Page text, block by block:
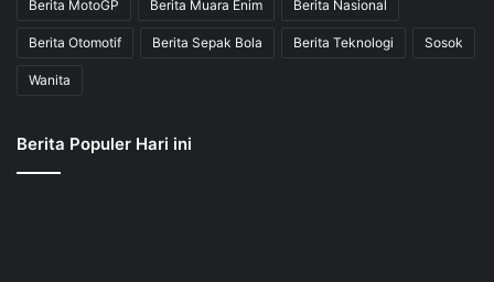
Berita MotoGP Berita Muara Enim Berita Nasional
Berita Otomotif Berita Sepak Bola Berita Teknologi Sosok
Wanita
Berita Populer Hari ini